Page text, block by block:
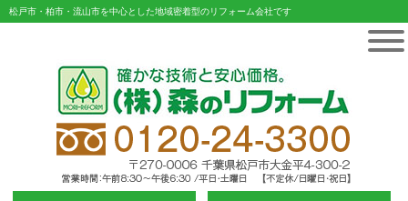
松戸市・柏市・流山市を中心とした地域密着型のリフォーム会社です